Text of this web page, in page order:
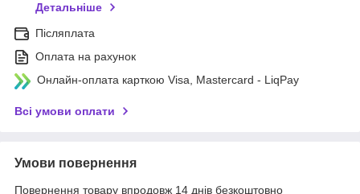
Детальніше
Післяплата
Оплата на рахунок
Онлайн-оплата карткою Visa, Mastercard - LiqPay
Всі умови оплати
Умови повернення
Повернення товару впродовж 14 днів безкоштовно